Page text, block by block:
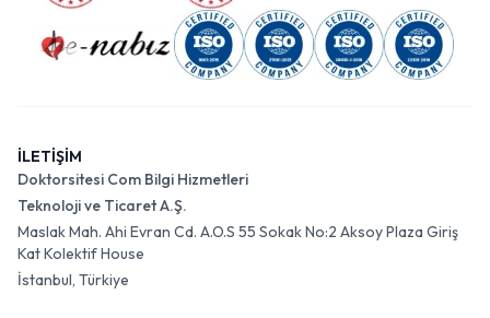
İLETİŞİM
Doktorsitesi Com Bilgi Hizmetleri
Teknoloji ve Ticaret A.Ş.
Maslak Mah. Ahi Evran Cd. A.O.S 55 Sokak No:2 Aksoy Plaza Giriş
Kat Kolektif House
İstanbul, Türkiye